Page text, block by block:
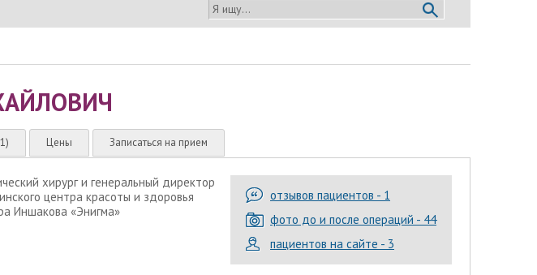
Я ищу...
Цены Записаться на прием
отзывов пациентов - 1
фото до и после операций - 44
пациентов на сайте - 3
хирург и генеральный директор
центра красоты и здоровья
Иншакова «Энигма»